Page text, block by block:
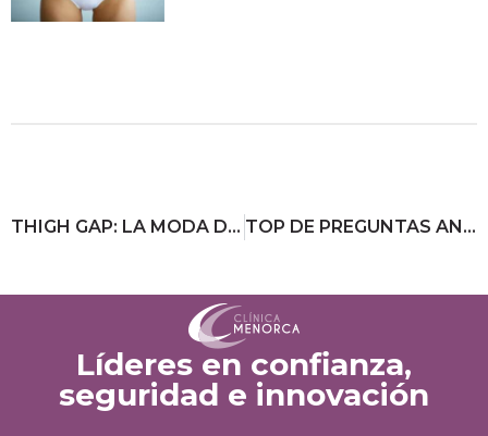
THIGH GAP: LA MODA DE LOS MUSLOS SEPARADOS TOP DE PREGUNTAS ANTES DE UNA LIPOSUCCIÓN
Líderes en confianza,
seguridad e innovación